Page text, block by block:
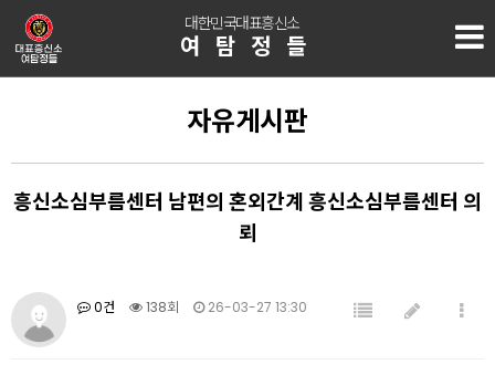
대한민국대표흥신소
여탐정들
자유게시판
흥신소심부름센터 남편의 혼외간계 흥신소심부름센터 의
뢰
0건 138회 26-03-27 13:30